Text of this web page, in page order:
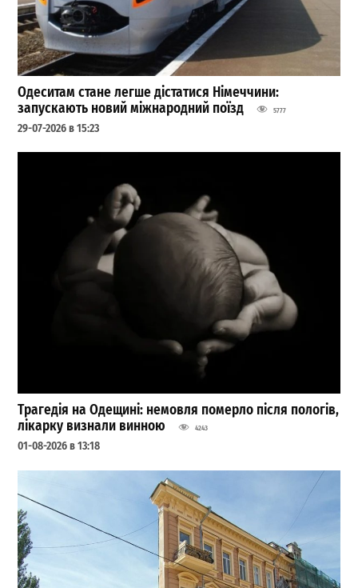
Одеситам стане легше дістатися Німеччини:
запускають новий міжнародний поїзд
5777
29-07-2026 в 15:23
Трагедія на Одещині: немовля померло після пологів,
лікарку визнали винною
4243
01-08-2026 в 13:18